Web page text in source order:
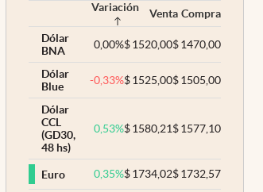
Variación Venta Compra
Dólar
BNA
0,00%$1520,00$1470,00
Dólar
Blue
-0,33%$1525,00$1505,00
Dólar
CCL
(GD30,
48 hs)
0,53%$1580,21$1577,10
Euro 0,35%$1734,02$1732,57